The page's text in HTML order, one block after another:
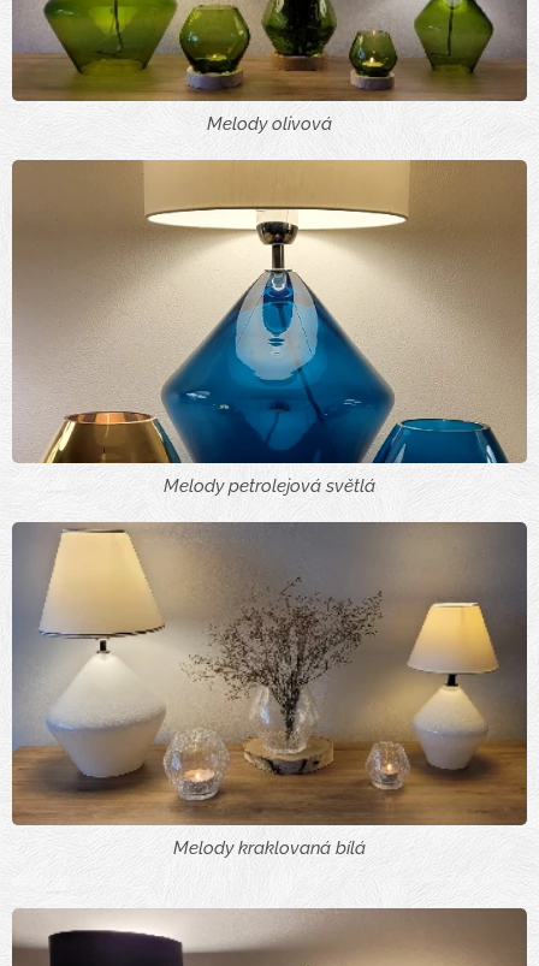
Melody olivová
Melody petrolejová světlá
Melody kraklovaná bílá